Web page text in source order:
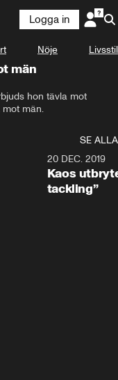
Logga in
Nöje Livsstil
män
hon tävla mot
män.
SE ALLA
20 DEC. 2019
Kaos
tackling”